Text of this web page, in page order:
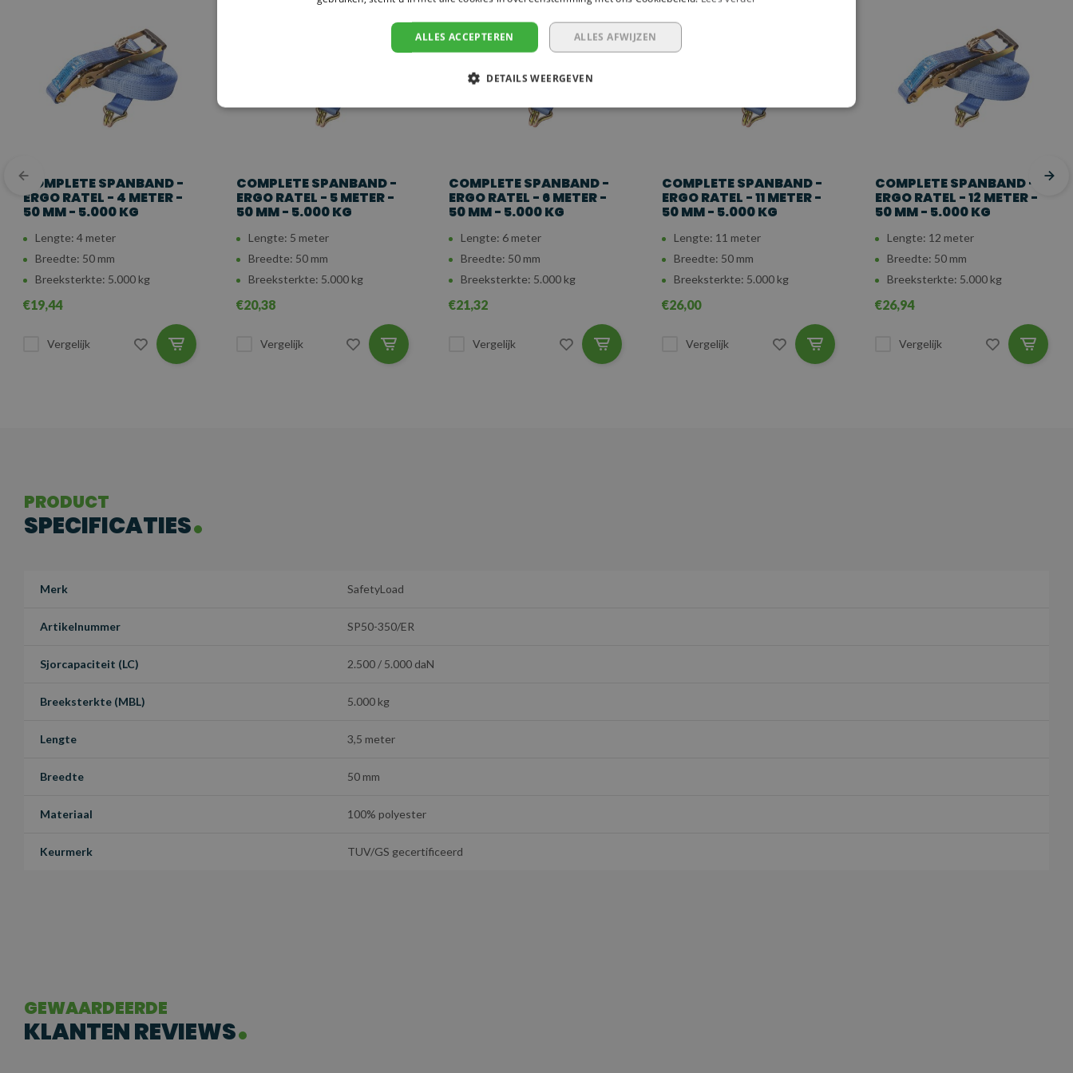
SafetyLoad Complete Spanband
is de perfecte keuze voor het zekeren van zware ladingen. Met een focus op duurzaamheid en
weerbestendigheid, is deze spanband uitermate geschikt voor intensief buitengebruik, zoals bij transporten, watersport en de
agrarische sector. Door de robuuste ratel en haken is de spanband een betrouwbare keuze, zelfs bij langdurig gebruik in diverse
omstandigheden.
COMPLETE SPANBAND -
ERGO RATEL - 4 METER -
50 MM - 5.000 KG
Lengte: 4 meter
Breedte: 50 mm
Breeksterkte: 5.000 kg
€19,44
Vergelijk
COMPLETE SPANBAND -
ERGO RATEL - 5 METER -
50 MM - 5.000 KG
Lengte: 5 meter
Breedte: 50 mm
Breeksterkte: 5.000 kg
€20,38
Vergelijk
COMPLETE SPANBAND -
ERGO RATEL - 6 METER -
50 MM - 5.000 KG
Lengte: 6 meter
Breedte: 50 mm
Breeksterkte: 5.000 kg
€21,32
Vergelijk
COMPLETE SPANBAND -
ERGO RATEL - 11 METER -
50 MM - 5.000 KG
Lengte: 11 meter
Breedte: 50 mm
Breeksterkte: 5.000 kg
€26,00
Vergelijk
COMPLETE SPANBAND -
ERGO RATEL - 12 METER -
50 MM - 5.000 KG
Lengte: 12 meter
Breedte: 50 mm
Breeksterkte: 5.000 kg
€26,94
Vergelijk
PRODUCT
SPECIFICATIES
Merk SafetyLoad
Artikelnummer SP50-350/ER
Sjorcapaciteit (LC) 2.500 / 5.000 daN
Breeksterkte (MBL) 5.000 kg
Lengte 3,5 meter
Breedte 50 mm
Materiaal 100% polyester
Keurmerk TUV/GS gecertificeerd
GEWAARDEERDE
KLANTEN REVIEWS
ALLES ACCEPTEREN ALLES AFWIJZEN
DETAILS WEERGEVEN